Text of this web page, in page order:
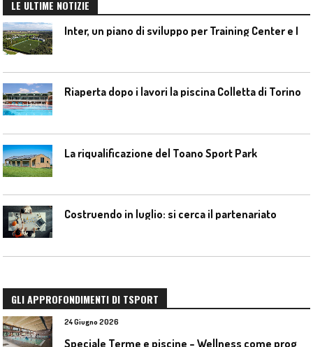
LE ULTIME NOTIZIE
Riaperta dopo i lavori la piscina Colletta di Torino
La riqualificazione del Toano Sport Park
Costruendo in luglio: si cerca il partenariato
GLI APPROFONDIMENTI DI TSPORT
24 Giugno 2026